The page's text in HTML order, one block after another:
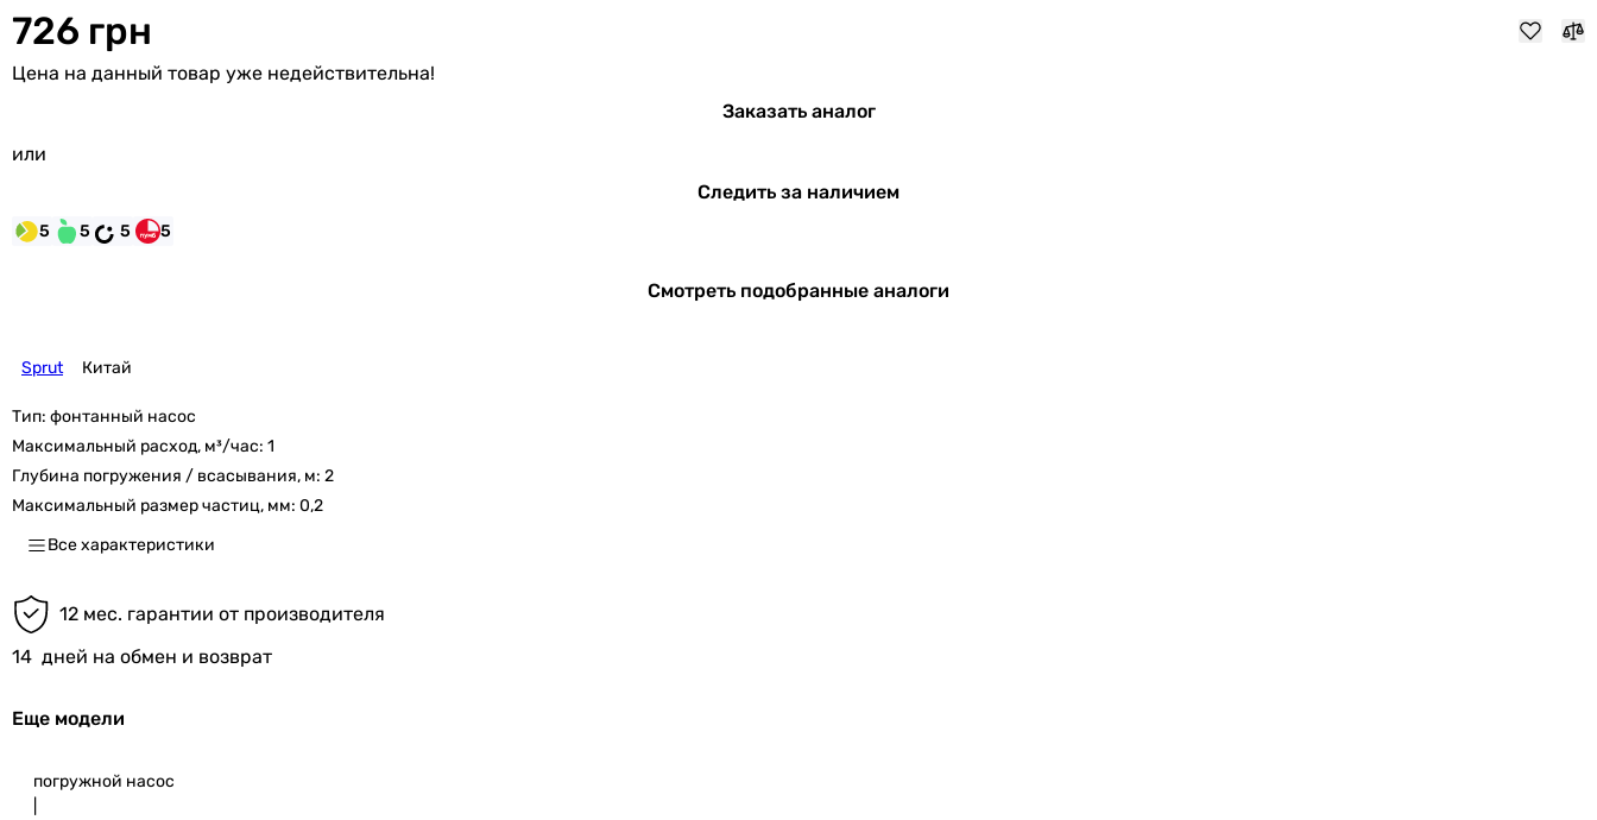
726 грн
Цена на данный товар уже недействительна!
Заказать аналог
или
Следить за наличием
5 5 5 5
Смотреть подобранные аналоги
Sprut Китай
Тип: фонтанный насос
Максимальный расход, м³/час: 1
Глубина погружения / всасывания, м: 2
Максимальный размер частиц, мм: 0,2
Все характеристики
12 мес. гарантии от производителя
14 дней на обмен и возврат
Еще модели
погружной насос